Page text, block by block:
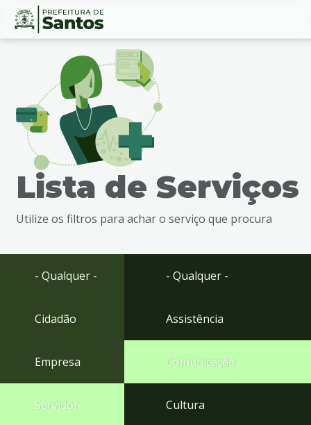
Ir
busca
Ir
Conteúdo
Lista de Serviços
Utilize os filtros para achar o serviço que procura
- Qualquer -
Cidadão
Empresa
Servidor
- Qualquer -
Assistência
Comunicação
Cultura